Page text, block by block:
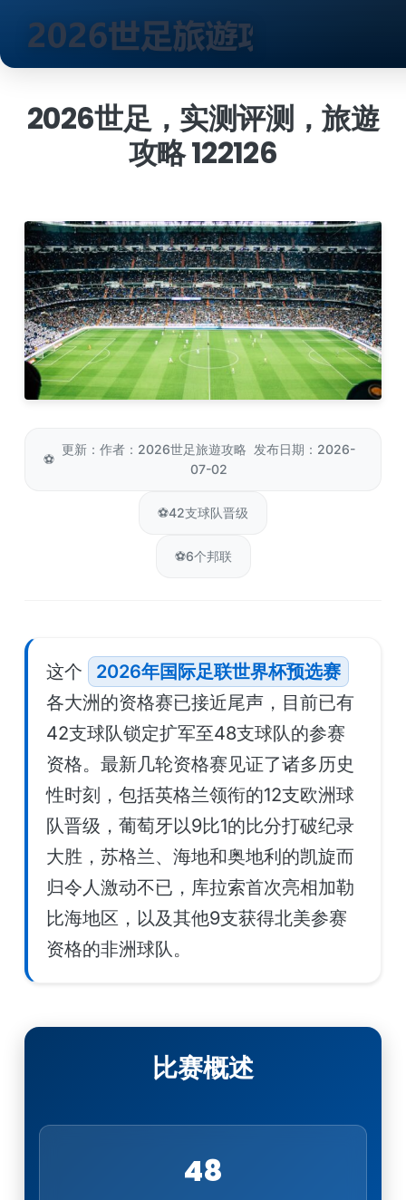
2026世足，实测评测，旅遊
攻略 122126
⚽
更新：作者：2026世足旅遊攻略 发布日期：2026-
07-02
⚽42支球队晋级
⚽6个邦联
这个
2026年国际足联世界杯预选赛
各大洲的资格赛已接近尾声，目前已有
42支球队锁定扩军至48支球队的参赛
资格。最新几轮资格赛见证了诸多历史
性时刻，包括英格兰领衔的12支欧洲球
队晋级，葡萄牙以9比1的比分打破纪录
大胜，苏格兰、海地和奥地利的凯旋而
归令人激动不已，库拉索首次亮相加勒
比海地区，以及其他9支获得北美参赛
资格的非洲球队。
比赛概述
48